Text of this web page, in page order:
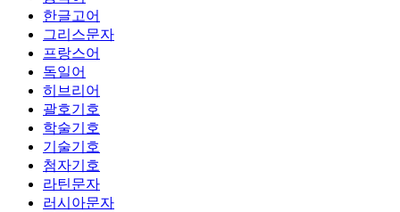
한글고어
그리스문자
프랑스어
독일어
히브리어
괄호기호
학술기호
기술기호
첨자기호
라틴문자
러시아문자